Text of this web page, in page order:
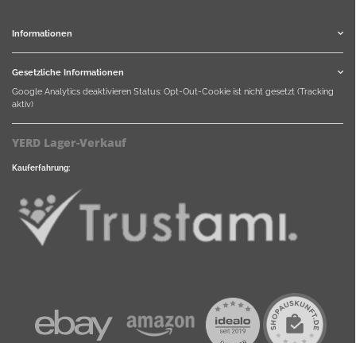
Informationen
Gesetzliche Informationen
Google Analytics deaktivieren Status: Opt-Out-Cookie ist nicht gesetzt (Tracking
aktiv)
YERD Lager-Verkauf
Kauferfahrung: